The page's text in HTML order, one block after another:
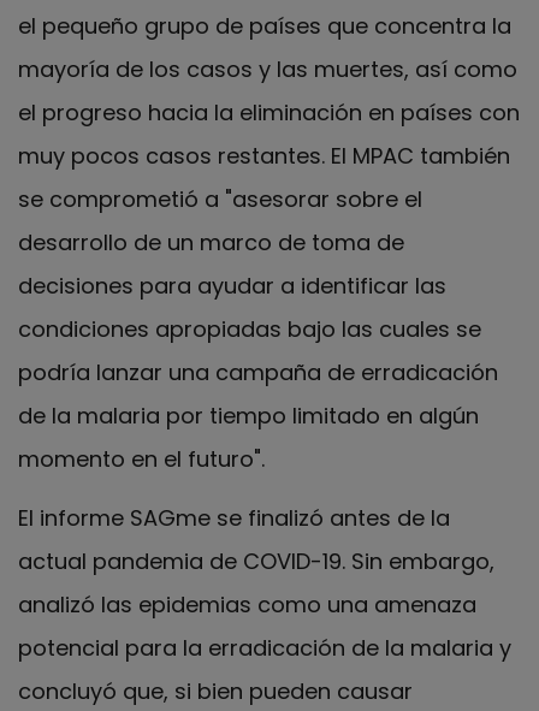
el pequeño grupo de países que concentra la
mayoría de los casos y las muertes, así como
el progreso hacia la eliminación en países con
muy pocos casos restantes. El MPAC también
se comprometió a "asesorar sobre el
desarrollo de un marco de toma de
decisiones para ayudar a identificar las
condiciones apropiadas bajo las cuales se
podría lanzar una campaña de erradicación
de la malaria por tiempo limitado en algún
momento en el futuro".
El informe SAGme se finalizó antes de la
actual pandemia de COVID-19. Sin embargo,
analizó las epidemias como una amenaza
potencial para la erradicación de la malaria y
concluyó que, si bien pueden causar